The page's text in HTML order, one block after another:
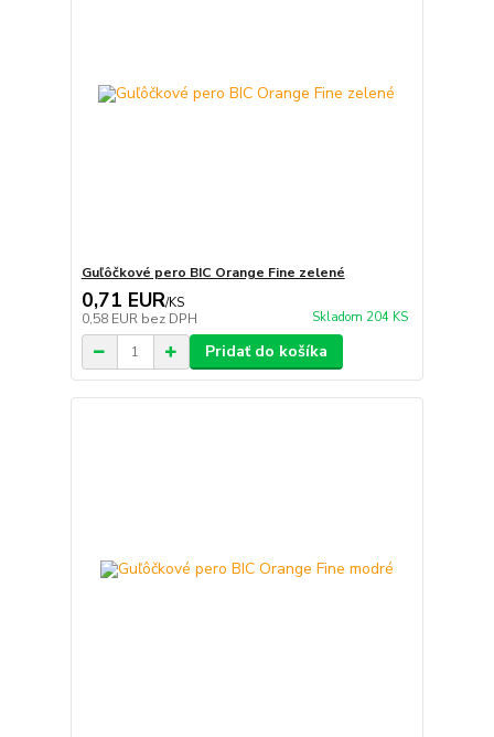
Guľôčkové pero BIC Orange Fine zelené
0,71 EUR/KS
0,58 EUR bez DPH Skladom 204 KS
Pridať do košíka